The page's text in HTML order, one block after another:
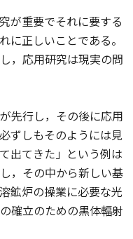
が重要でそれに要する
正しいことである。
，応用研究は現実の問
先行し，その後に応用
ずしもそのようには見
出てきた」という例は
，その中から新しい基
鉱炉の操業に必要な光
確立のための黒体輻射